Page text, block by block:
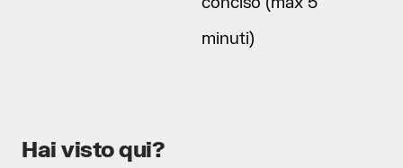
minuti)
Hai visto qui?